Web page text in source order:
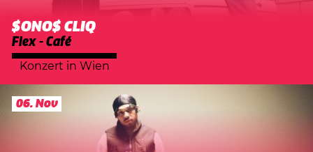
$ONO$ CLIQ
Flex - Café
Konzert in Wien
06. Nov